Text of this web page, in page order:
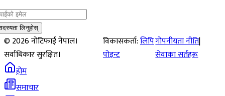
लिनुहोस्
©2026नोटिफाई नेपाल।
सर्वाधिकार सुरक्षित।
विकासकर्ता:लिपि
पोइन्ट
गोपनीयता नीति|
सेवाका सर्तहरू
होम
समाचार